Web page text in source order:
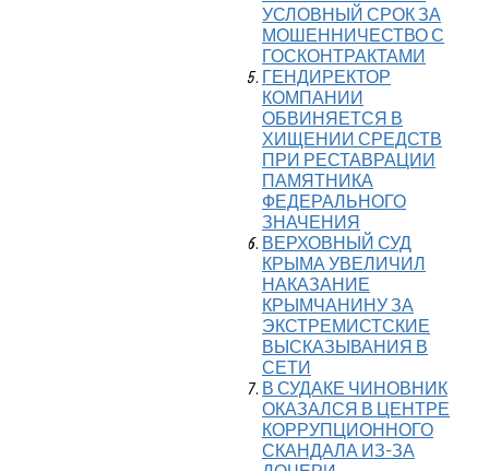
УСЛОВНЫЙ СРОК ЗА
МОШЕННИЧЕСТВО С
ГОСКОНТРАКТАМИ
ГЕНДИРЕКТОР
КОМПАНИИ
ОБВИНЯЕТСЯ В
ХИЩЕНИИ СРЕДСТВ
ПРИ РЕСТАВРАЦИИ
ПАМЯТНИКА
ФЕДЕРАЛЬНОГО
ЗНАЧЕНИЯ
ВЕРХОВНЫЙ СУД
КРЫМА УВЕЛИЧИЛ
НАКАЗАНИЕ
КРЫМЧАНИНУ ЗА
ЭКСТРЕМИСТСКИЕ
ВЫСКАЗЫВАНИЯ В
СЕТИ
В СУДАКЕ ЧИНОВНИК
ОКАЗАЛСЯ В ЦЕНТРЕ
КОРРУПЦИОННОГО
СКАНДАЛА ИЗ-ЗА